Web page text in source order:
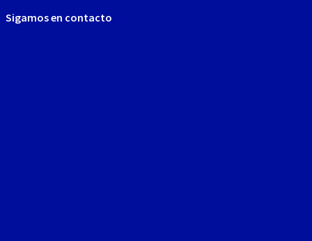
Sigamos en contacto